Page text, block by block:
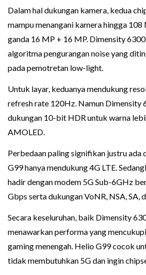
Dalam hal dukungan kamera, kedua
mampu menangani kamera hingga
ganda 16 MP + 16 MP. Dimensity
algoritma pengurangan noise yang
pada pemotretan low-light.
Untuk layar, keduanya mendukung
refresh rate 120Hz. Namun Dimensity
dukungan 10-bit HDR untuk warna
AMOLED.
Perbedaan paling signifikan justru
G99 hanya mendukung 4G LTE.
hadir dengan modem 5G Sub-6GHz
Gbps serta dukungan VoNR, NSA, SA,
Secara keseluruhan, baik Dimensity
menawarkan performa yang
gaming menengah. Helio G99 cocok
tidak membutuhkan 5G dan ingin